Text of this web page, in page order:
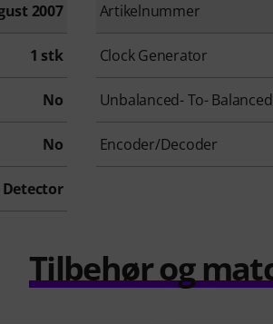
2007 Artikelnummer
1 stk Clock Generator
No Unbalanced- To-
No Encoder/Decoder
Tilbehør og